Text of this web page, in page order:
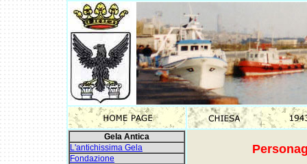
Gela Antica
L'antichissima Gela
Fondazione